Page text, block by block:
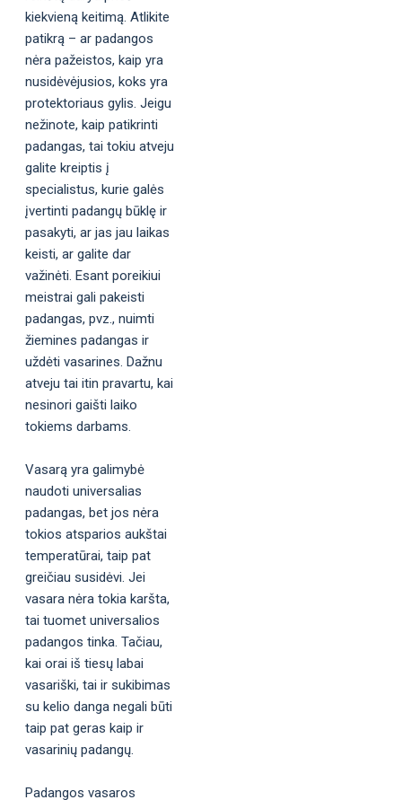
kiekvieną keitimą. Atlikite
patikrą – ar padangos
nėra pažeistos, kaip yra
nusidėvėjusios, koks yra
protektoriaus gylis. Jeigu
nežinote, kaip patikrinti
padangas, tai tokiu atveju
galite kreiptis į
specialistus, kurie galės
įvertinti padangų būklę ir
pasakyti, ar jas jau laikas
keisti, ar galite dar
važinėti. Esant poreikiui
meistrai gali pakeisti
padangas, pvz., nuimti
žiemines padangas ir
uždėti vasarines. Dažnu
atveju tai itin pravartu, kai
nesinori gaišti laiko
tokiems darbams.
Vasarą yra galimybė
naudoti universalias
padangas, bet jos nėra
tokios atsparios aukštai
temperatūrai, taip pat
greičiau susidėvi. Jei
vasara nėra tokia karšta,
tai tuomet universalios
padangos tinka. Tačiau,
kai orai iš tiesų labai
vasariški, tai ir sukibimas
su kelio danga negali būti
taip pat geras kaip ir
vasarinių padangų.
Padangos vasaros